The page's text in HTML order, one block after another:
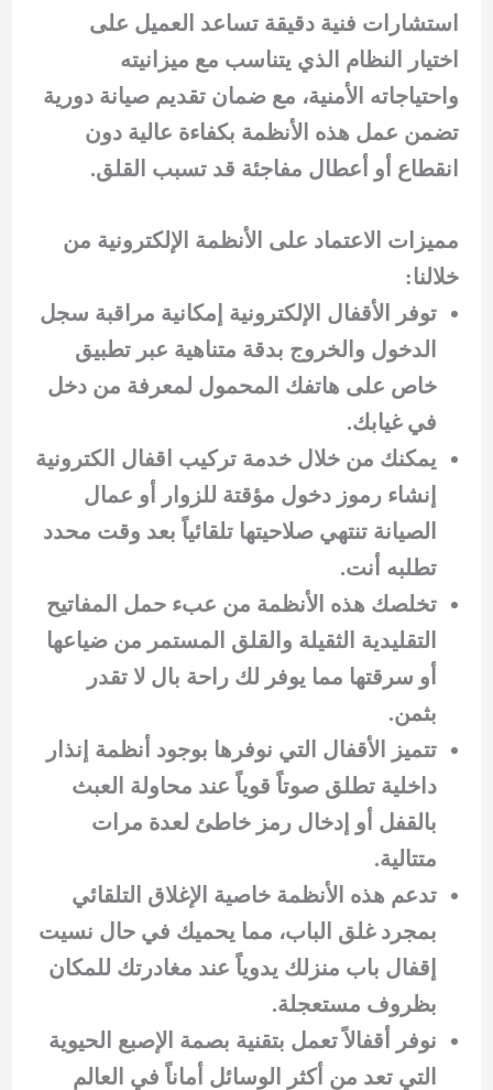
استشارات فنية دقيقة تساعد العميل على
اختيار النظام الذي يتناسب مع ميزانيته
واحتياجاته الأمنية، مع ضمان تقديم صيانة دورية
تضمن عمل هذه الأنظمة بكفاءة عالية دون
انقطاع أو أعطال مفاجئة قد تسبب القلق.
مميزات الاعتماد على الأنظمة الإلكترونية من
خلالنا:
توفر الأقفال الإلكترونية إمكانية مراقبة سجل
الدخول والخروج بدقة متناهية عبر تطبيق
خاص على هاتفك المحمول لمعرفة من دخل
في غيابك.
يمكنك من خلال خدمة تركيب اقفال الكترونية
إنشاء رموز دخول مؤقتة للزوار أو عمال
الصيانة تنتهي صلاحيتها تلقائياً بعد وقت محدد
تطلبه أنت.
تخلصك هذه الأنظمة من عبء حمل المفاتيح
التقليدية الثقيلة والقلق المستمر من ضياعها
أو سرقتها مما يوفر لك راحة بال لا تقدر
بثمن.
تتميز الأقفال التي نوفرها بوجود أنظمة إنذار
داخلية تطلق صوتاً قوياً عند محاولة العبث
بالقفل أو إدخال رمز خاطئ لعدة مرات
متتالية.
تدعم هذه الأنظمة خاصية الإغلاق التلقائي
بمجرد غلق الباب، مما يحميك في حال نسيت
إقفال باب منزلك يدوياً عند مغادرتك للمكان
بظروف مستعجلة.
نوفر أقفالاً تعمل بتقنية بصمة الإصبع الحيوية
التي تعد من أكثر الوسائل أماناً في العالم